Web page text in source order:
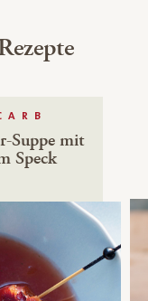
Suppe mit
Speck